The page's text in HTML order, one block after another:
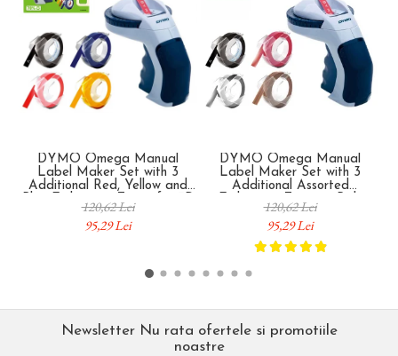
DYMO Omega Manual
Label Maker Set with 3
Additional Red, Yellow and
Blue Embossing Tapes for 3D
Labels and Home, Office and
Workshop Organization
120,62 Lei
95,29 Lei
DYMO Omega Manual
Label Maker Set with 3
Additional Assorted
Embossing Tapes in Pink,
Silver and Woodgrain for 3D
Labels and Home, Office and
Workshop Organization
DY12748CC
120,62 Lei
95,29 Lei
Newsletter Nu rata ofertele si promotiile
noastre